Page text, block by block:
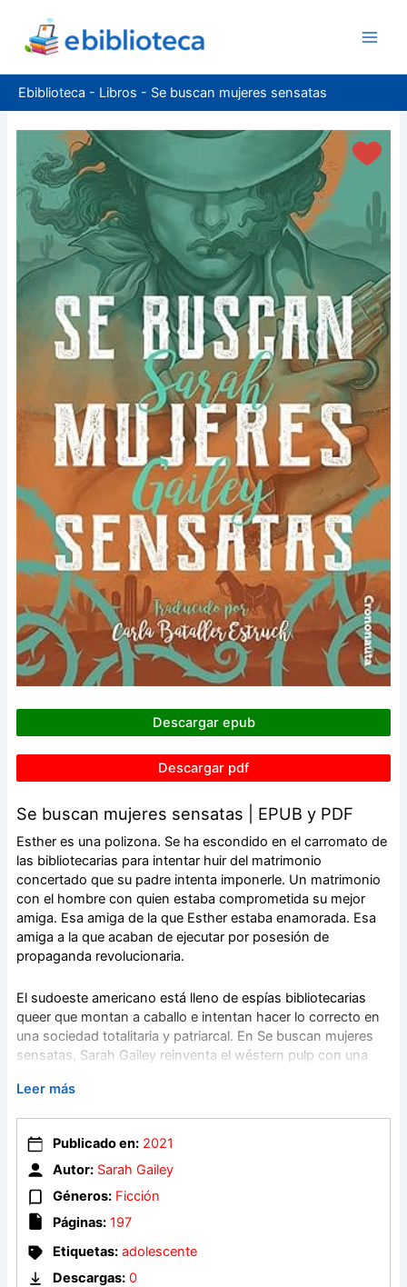
contenido
Ebiblioteca - Libros - Se buscan mujeres sensatas
Descargar epub
Descargar pdf
Se buscan mujeres sensatas | EPUB y PDF
Esther es una polizona. Se ha escondido en el carromato de
las bibliotecarias para intentar huir del matrimonio
concertado que su padre intenta imponerle. Un matrimonio
con el hombre con quien estaba comprometida su mejor
amiga. Esa amiga de la que Esther estaba enamorada. Esa
amiga a la que acaban de ejecutar por posesión de
propaganda revolucionaria.
El sudoeste americano está lleno de espías bibliotecarias
queer que montan a caballo e intentan hacer lo correcto en
una sociedad totalitaria y patriarcal. En Se buscan mujeres
sensatas, Sarah Gailey reinventa el wéstern pulp con una
futuro cercano.
Leer más
Publicado en: 2021
Autor: Sarah Gailey
Géneros: Ficción
Páginas: 197
Etiquetas: adolescente
Descargas: 0